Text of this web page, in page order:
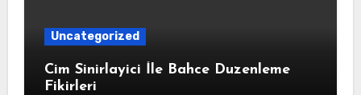
Uncategorized
Cim Sinirlayici İle Bahce Duzenleme
Fikirleri